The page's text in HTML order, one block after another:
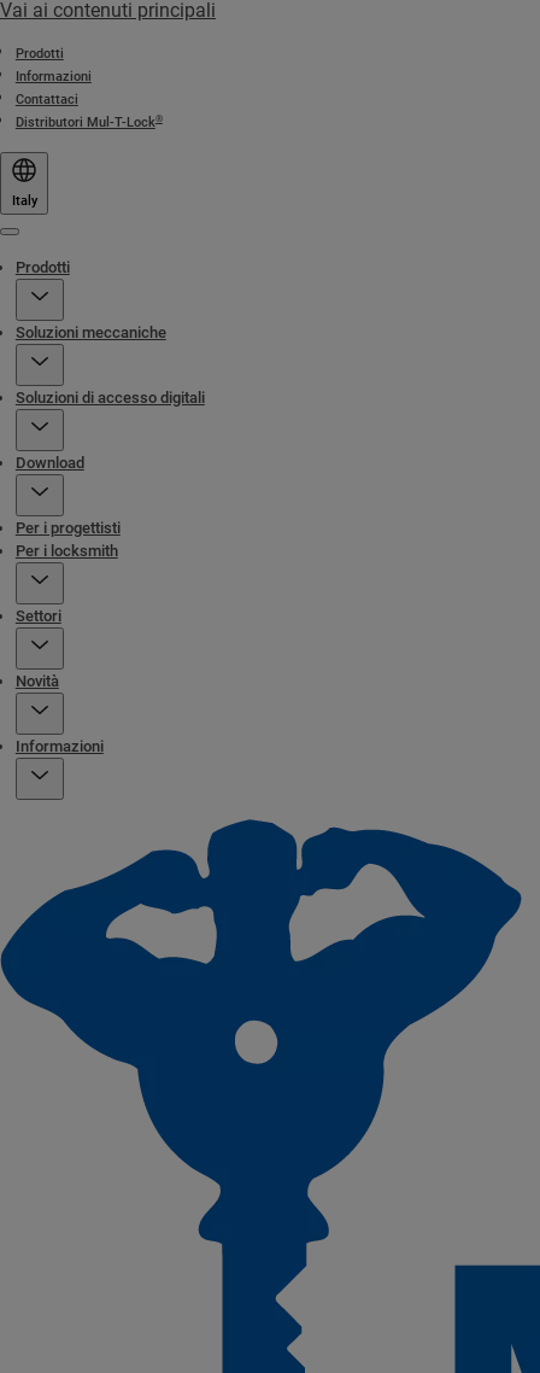
Vai ai contenuti principali
Prodotti
Informazioni
Contattaci
Distributori Mul-T-Lock®
Italy
Prodotti
Soluzioni meccaniche
Soluzioni di accesso digitali
Download
Per i progettisti
Per i locksmith
Settori
Novità
Informazioni